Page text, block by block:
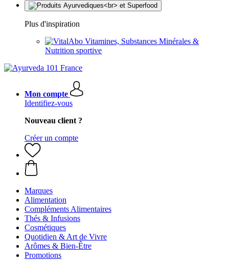
Plus d'inspiration
Vitamines, Substances Minérales &
Nutrition sportive
Mon compte
Identifiez-vous
Nouveau client ?
Créer un compte
Marques
Alimentation
Compléments Alimentaires
Thés & Infusions
Cosmétiques
Quotidien & Art de Vivre
Arômes & Bien-Être
Promotions